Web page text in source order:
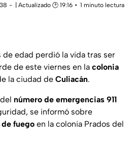
| Actualizado 🕑 19:16
1 minuto lectura
de edad perdió la vida tras ser
de este viernes en la colonia
la ciudad de Culiacán.
número de emergencias 911
se informó sobre
fuego en la colonia Prados del